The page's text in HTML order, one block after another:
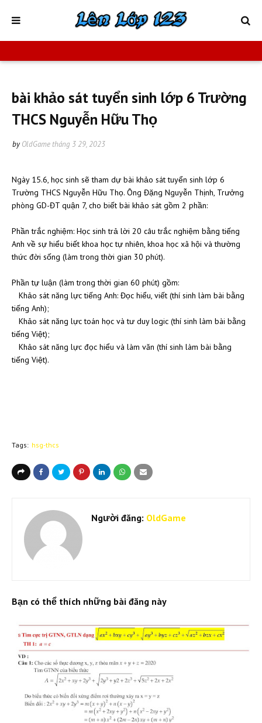
bài khảo sát tuyển sinh lớp 6 Trường
THCS Nguyễn Hữu Thọ
by OldGame tháng 3 29, 2023
Ngày 15.6, học sinh sẽ tham dự bài khảo sát tuyển sinh lớp 6
Trường THCS Nguyễn Hữu Thọ. Ông Đặng Nguyễn Thịnh, Trưởng
phòng GD-ĐT quận 7, cho biết bài khảo sát gồm 2 phần:
Phần trắc nghiệm: Học sinh trả lời 20 câu trắc nghiệm bằng tiếng
Anh về sự hiểu biết khoa học tự nhiên, khoa học xã hội và thường
thức đời sống (làm trong thời gian 30 phút).
Phần tự luận (làm trong thời gian 60 phút) gồm:
Khảo sát năng lực tiếng Anh: Đọc hiểu, viết (thí sinh làm bài bằng
tiếng Anh);
Khảo sát năng lực toán học và tư duy logic (thí sinh làm bài bằng
tiếng Việt);
Khảo sát năng lực đọc hiểu và làm văn (thí sinh làm bài bằng
tiếng Việt).
Tags: hsg-thcs
Người đăng: OldGame
Bạn có thể thích những bài đăng này